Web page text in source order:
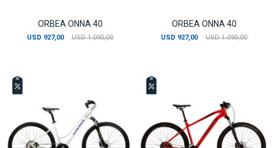
ORBEA ONNA 40
USD 927,00 USD 1.090,00
ORBEA ONNA 40
USD 927,00 USD 1.090,00